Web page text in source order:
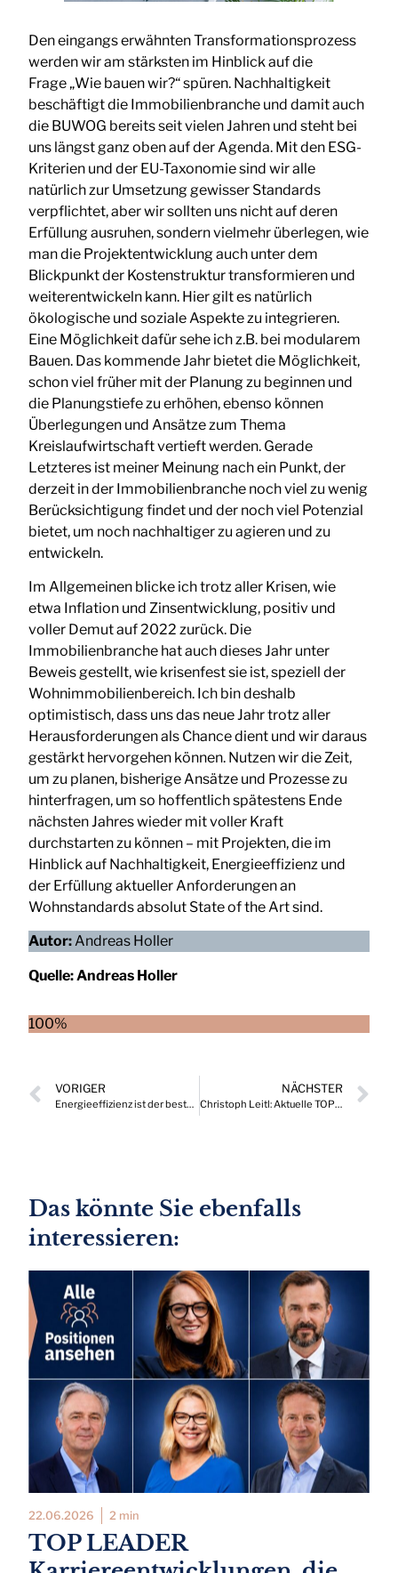
Den eingangs erwähnten Transformationsprozess
werden wir am stärksten im Hinblick auf die
Frage „Wie bauen wir?“ spüren. Nachhaltigkeit
beschäftigt die Immobilienbranche und damit auch
die BUWOG bereits seit vielen Jahren und steht bei
uns längst ganz oben auf der Agenda. Mit den ESG-
Kriterien und der EU-Taxonomie sind wir alle
natürlich zur Umsetzung gewisser Standards
verpflichtet, aber wir sollten uns nicht auf deren
Erfüllung ausruhen, sondern vielmehr überlegen, wie
man die Projektentwicklung auch unter dem
Blickpunkt der Kostenstruktur transformieren und
weiterentwickeln kann. Hier gilt es natürlich
ökologische und soziale Aspekte zu integrieren.
Eine Möglichkeit dafür sehe ich z.B. bei modularem
Bauen. Das kommende Jahr bietet die Möglichkeit,
schon viel früher mit der Planung zu beginnen und
die Planungstiefe zu erhöhen, ebenso können
Überlegungen und Ansätze zum Thema
Kreislaufwirtschaft vertieft werden. Gerade
Letzteres ist meiner Meinung nach ein Punkt, der
derzeit in der Immobilienbranche noch viel zu wenig
Berücksichtigung findet und der noch viel Potenzial
bietet, um noch nachhaltiger zu agieren und zu
entwickeln.
Im Allgemeinen blicke ich trotz aller Krisen, wie
etwa Inflation und Zinsentwicklung, positiv und
voller Demut auf 2022 zurück. Die
Immobilienbranche hat auch dieses Jahr unter
Beweis gestellt, wie krisenfest sie ist, speziell der
Wohnimmobilienbereich. Ich bin deshalb
optimistisch, dass uns das neue Jahr trotz aller
Herausforderungen als Chance dient und wir daraus
gestärkt hervorgehen können. Nutzen wir die Zeit,
um zu planen, bisherige Ansätze und Prozesse zu
hinterfragen, um so hoffentlich spätestens Ende
nächsten Jahres wieder mit voller Kraft
durchstarten zu können – mit Projekten, die im
Hinblick auf Nachhaltigkeit, Energieeffizienz und
der Erfüllung aktueller Anforderungen an
Wohnstandards absolut State of the Art sind.
Autor:Andreas Holler
Quelle:Andreas Holler
100%
VORIGER
Energieeffizienz ist der beste Weg zur Senkung von Kosten und Emissionen in der Industrie
NÄCHSTER
Christoph Leitl: Aktuelle TOP LEADER Neuigkeiten aus Brüssel
Das könnte Sie ebenfalls
interessieren:
22.06.2026 2 min
TOP LEADER